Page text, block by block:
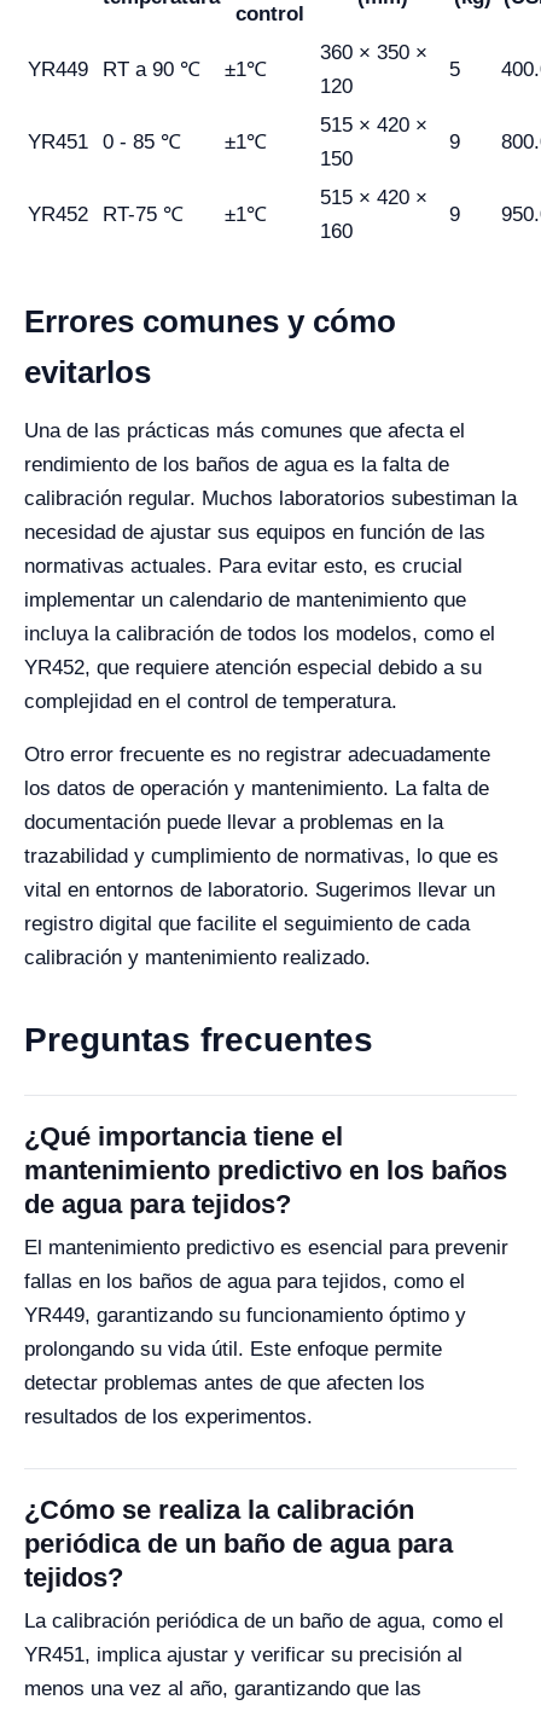
control
YR449 RT a 90 ℃ ±1℃
360 × 350 ×
120
5
YR451 0 - 85 ℃ ±1℃
515 × 420 ×
150
9
YR452 RT-75 ℃ ±1℃
515 × 420 ×
160
9
Errores comunes y cómo
evitarlos
Una de las prácticas más comunes que afecta el
rendimiento de los baños de agua es la falta de
calibración regular. Muchos laboratorios subestiman la
necesidad de ajustar sus equipos en función de las
normativas actuales. Para evitar esto, es crucial
implementar un calendario de mantenimiento que
incluya la calibración de todos los modelos, como el
YR452, que requiere atención especial debido a su
complejidad en el control de temperatura.
Otro error frecuente es no registrar adecuadamente
los datos de operación y mantenimiento. La falta de
documentación puede llevar a problemas en la
trazabilidad y cumplimiento de normativas, lo que es
vital en entornos de laboratorio. Sugerimos llevar un
registro digital que facilite el seguimiento de cada
calibración y mantenimiento realizado.
Preguntas frecuentes
¿Qué importancia tiene el
mantenimiento predictivo en los baños
de agua para tejidos?
El mantenimiento predictivo es esencial para prevenir
fallas en los baños de agua para tejidos, como el
YR449, garantizando su funcionamiento óptimo y
prolongando su vida útil. Este enfoque permite
detectar problemas antes de que afecten los
resultados de los experimentos.
¿Cómo se realiza la calibración
periódica de un baño de agua para
tejidos?
La calibración periódica de un baño de agua, como el
YR451, implica ajustar y verificar su precisión al
menos una vez al año, garantizando que las